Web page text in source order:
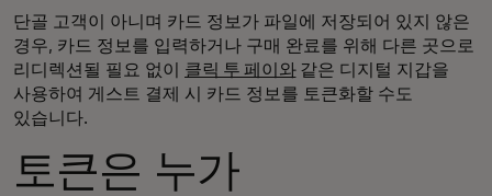
단골 고객이 아니며 카드 정보가 파일에 저장되어 있지 않은
경우, 카드 정보를 입력하거나 구매 완료를 위해 다른 곳으로
리디렉션될 필요 없이 클릭 투 페이와같은 디지털 지갑을
사용하여 게스트 결제 시 카드 정보를 토큰화할 수도
있습니다.
토큰은 누가